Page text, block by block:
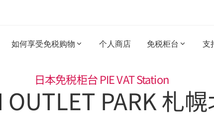
如何享受免税购物 个人商店 免税柜台 支
日本免税柜台 PIE VAT Station
OUTLET PARK 札